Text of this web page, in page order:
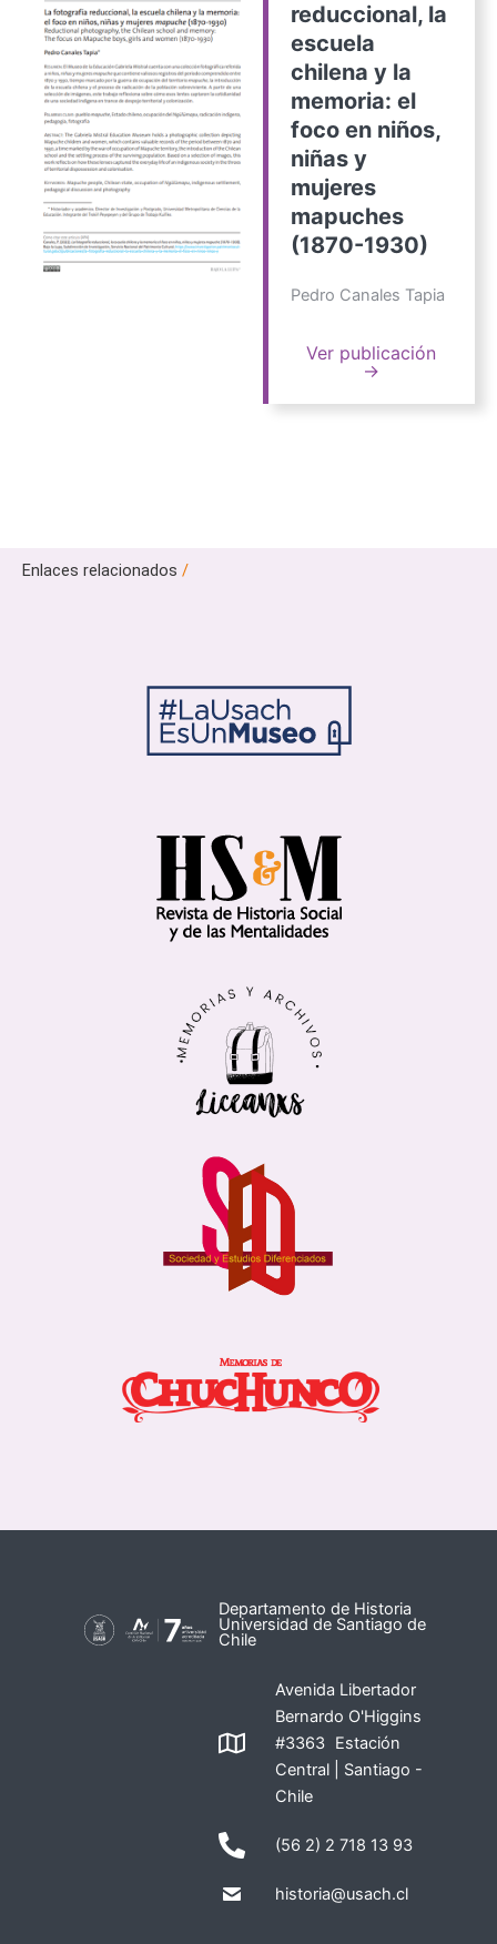
reduccional, la
escuela
chilena y la
memoria: el
foco en niños,
niñas y
mujeres
mapuches
(1870-1930)
Pedro Canales Tapia
Ver publicación
→
Enlaces relacionados /
Departamento de Historia
Universidad de Santiago de
Chile
Avenida Libertador
Bernardo O'Higgins
#3363 Estación
Central | Santiago -
Chile
(56 2) 2 718 13 93
historia@usach.cl